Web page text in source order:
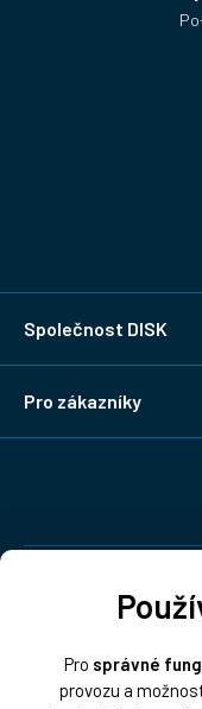
Pro správné
provozu a
Společnost DISK
Pro zákazníky